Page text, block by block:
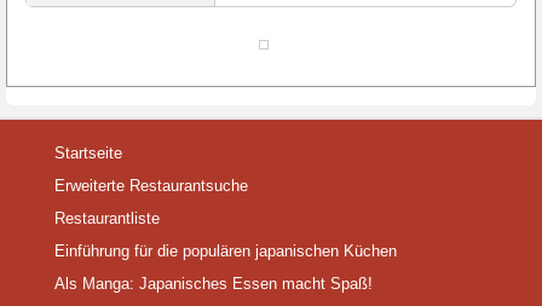
Startseite
Erweiterte Restaurantsuche
Restaurantliste
Einführung für die populären japanischen Küchen
Als Manga: Japanisches Essen macht Spaß!